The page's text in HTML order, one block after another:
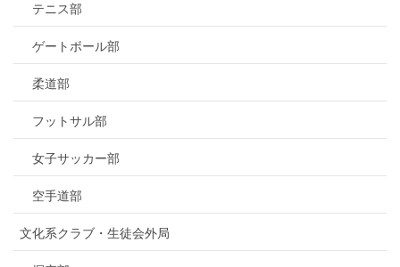
テニス部
ゲートボール部
柔道部
フットサル部
女子サッカー部
空手道部
文化系クラブ・生徒会外局